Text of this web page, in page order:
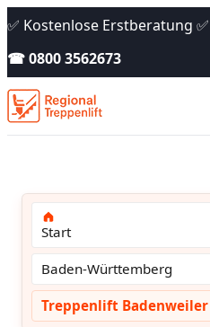
✅ Kostenlose Erstberatung
☎ 0800 3562673
Start
Baden-Württemberg
Treppenlift Badenweiler